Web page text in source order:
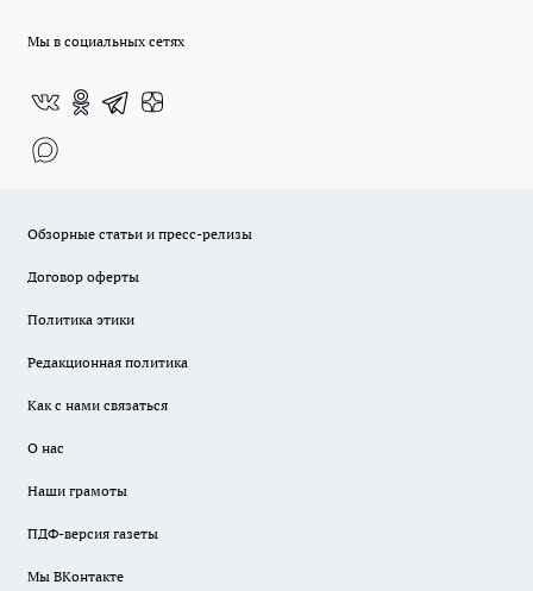
Мы в социальных сетях
Обзорные статьи и пресс-релизы
Договор оферты
Политика этики
Редакционная политика
Как с нами связаться
О нас
Наши грамоты
ПДФ-версия газеты
Мы ВКонтакте